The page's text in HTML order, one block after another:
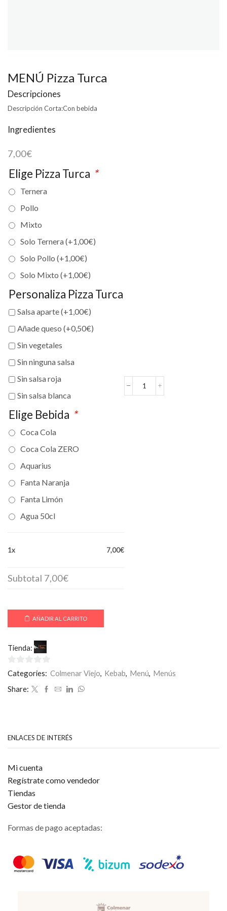
MENÚ Pizza Turca
Descripciones
Descripción Corta:Con bebida
Ingredientes
7,00€
Elige Pizza Turca *
Ternera
Pollo
Mixto
Solo Ternera (+1,00€)
Solo Pollo (+1,00€)
Solo Mixto (+1,00€)
Personaliza Pizza Turca
Salsa aparte (+1,00€)
Añade queso (+0,50€)
Sin vegetales
Sin ninguna salsa
Sin salsa roja
Sin salsa blanca
Elige Bebida *
Coca Cola
Coca Cola ZERO
Aquarius
Fanta Naranja
Fanta Limón
Agua 50cl
1x 7,00€
Subtotal 7,00€
MENÚ
AÑADIR AL CARRITO
Tienda:
0
5
Categories: Colmenar Viejo, Kebab, Menú, Menús
Share:
ENLACES DE INTERÉS
Mi cuenta
Regístrate como vendedor
Tiendas
Gestor de tienda
Formas de pago aceptadas: